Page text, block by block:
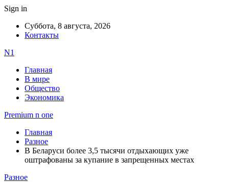
Sign in
Суббота, 8 августа, 2026
Контакты
N1
Главная
В мире
Общество
Экономика
Premium n one
Главная
Разное
В Беларуси более 3,5 тысячи отдыхающих уже
оштрафованы за купание в запрещенных местах
Разное